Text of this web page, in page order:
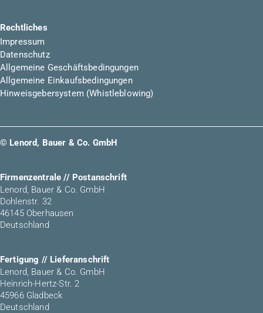
Rechtliches
Impressum
Datenschutz
Allgemeine Geschäftsbedingungen
Allgemeine Einkaufsbedingungen
Hinweisgebersystem (Whistleblowing)
© Lenord, Bauer & Co. GmbH
Firmenzentrale // Postanschrift
Lenord, Bauer & Co. GmbH
Dohlenstr. 32
46145 Oberhausen
Deutschland
Fertigung // Lieferanschrift
Lenord, Bauer & Co. GmbH
Heinrich-Hertz-Str. 2
45966 Gladbeck
Deutschland